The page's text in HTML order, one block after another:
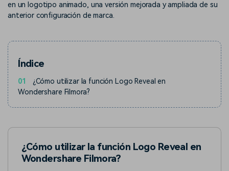
Centro de creadores
creadores
Plantillas en español
creadores de habla hispana.
Comunidad
Contenido destacado
Conocimiento
en un logotipo animado, una versión mejorada y ampliada de su
anterior configuración de marca.
Índice
01
¿Cómo utilizar la función Logo Reveal en
Wondershare Filmora?
¿Cómo utilizar la función Logo Reveal en
Wondershare Filmora?